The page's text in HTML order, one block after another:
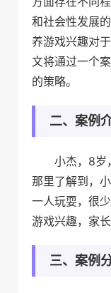
和社会性发展
养游戏兴趣对
文将通过一个
的策略。
二、案例
小杰，8岁
那里了解到，
一人玩耍，很
游戏兴趣，家
三、案例